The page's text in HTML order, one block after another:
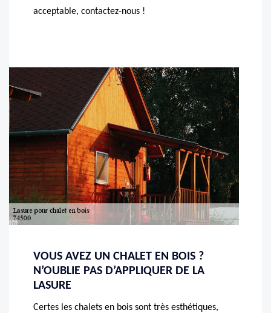
acceptable, contactez-nous !
VOUS AVEZ UN CHALET EN BOIS ?
N’OUBLIE PAS D’APPLIQUER DE LA
LASURE
Certes les chalets en bois sont très esthétiques,